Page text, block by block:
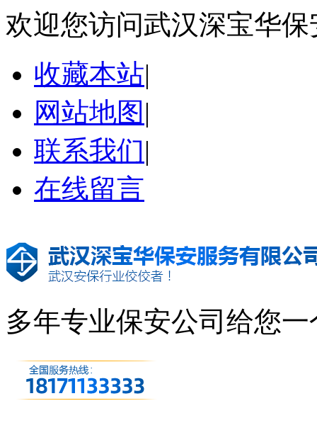
欢迎您访问武汉深宝华
收藏本站|
网站地图 |
联系我们|
在线留言
多年专业保安公司 给您一